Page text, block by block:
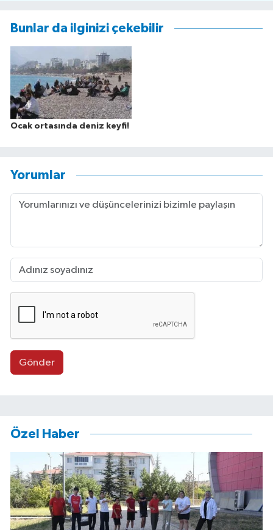
Bunlar da ilginizi çekebilir
Ocak ortasında deniz keyfi!
Yorumlar
Gönder
Özel Haber